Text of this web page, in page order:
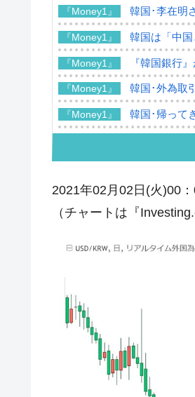
『Money1』 韓国･李在明
『Money1』 韓国は「中国
『Money1』 『韓国銀行
『Money1』 韓国･外為取
『Money1』 韓国･帰って
『Money1』 韓国･警察職
『Money1』 中国だけが
【米韓激突
『Money1』 韓国型イー
『Money1』 【対日本円
『Money1』
韓国政府『
2021年02月02日(火)00
（チャートは『